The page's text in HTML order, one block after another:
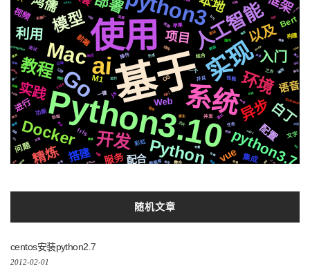
基于
使用
Python3.10
系统
ai 实现
Go
Mac 人工智能
开发
环境
教程
Python
模型
Docker
异步
python3.7
实践
入门
以及
利用
白丁
精炼
项目
搭建 配合
语音
vue
配置
服务
Web
进行
Bert
M1
视频
问题
集成
前端
js
Iris
彩虹
功能
构建
OS
文字
操作
一个
并且
一键
结合
苹果
性能
并发
任务
协程
面试
api
三方
数据库 整合
生成
结构
运行
音色
响应
compose
原生
芯片
前后
检测
基础
2020
微软
国内
后端
机器人 深度
记录 编程
Selenium
通过
svg
可用
声音
机制 社交
数据
centos
推送
需要
格式
变量
推荐
celery
场景
镜像
Apple
各种
存储
Silicon
遇到
统一
CSS3
github
切换
动画
爬虫
属于
协议
聊天
合成
页面
https
简历
快速
布局
识别
集群
流程
进化
FastAPI
通信 Azure
服务器
特效
插件
随机文章
centos安装python2.7
2012-02-01